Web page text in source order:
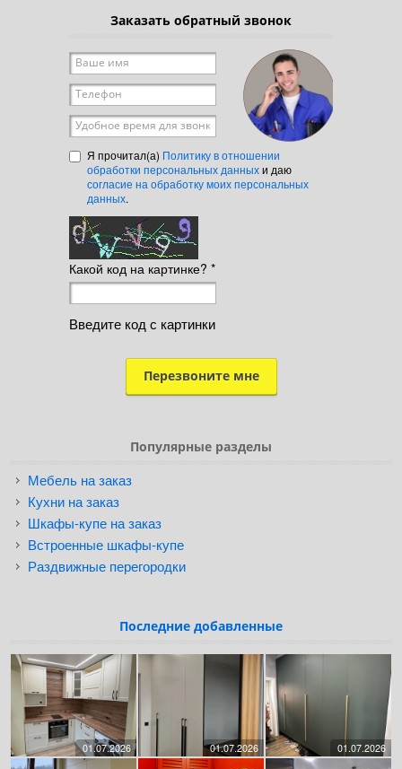
Заказать обратный звонок
Ваше имя*
Телефон*
Удобное время для звонка
Я прочитал(а) Политику в отношении
обработки персональных данныхи даю
согласие на обработку моих персональных
данных.
Какой код на картинке? *
Введите код с картинки
Популярные разделы
Мебель на заказ
Кухни на заказ
Шкафы-купе на заказ
Встроенные шкафы-купе
Раздвижные перегородки
Последние добавленные
01.07.2026 01.07.2026 01.07.2026